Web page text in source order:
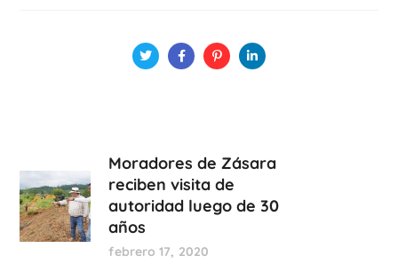
Moradores de Zásara
reciben visita de
autoridad luego de 30
años
febrero 17, 2020